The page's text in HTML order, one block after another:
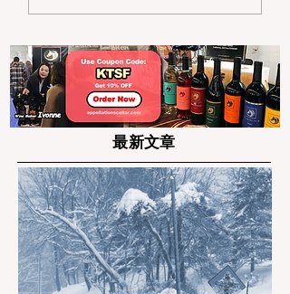
最新文章